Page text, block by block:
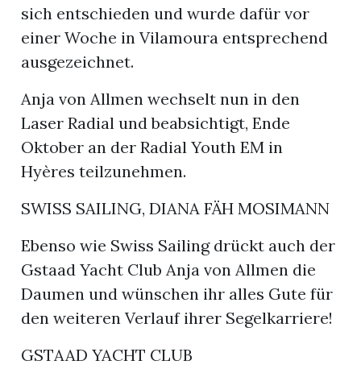
sich entschieden und wurde dafür vor
einer Woche in Vilamoura entsprechend
ausgezeichnet.
Anja von Allmen wechselt nun in den
Laser Radial und beabsichtigt, Ende
Oktober an der Radial Youth EM in
Hyères teilzunehmen.
SWISS SAILING, DIANA FÄH MOSIMANN
Ebenso wie Swiss Sailing drückt auch der
Gstaad Yacht Club Anja von Allmen die
Daumen und wünschen ihr alles Gute für
den weiteren Verlauf ihrer Segelkarriere!
GSTAAD YACHT CLUB